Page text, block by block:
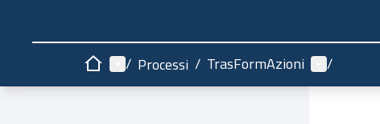
HomeMenù principale
/ Processi / TrasFormAzioni Menù utente
/